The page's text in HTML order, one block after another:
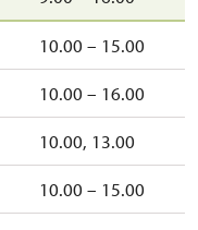
10.00 – 15.00
10.00 – 16.00
10.00, 13.00
10.00 – 15.00